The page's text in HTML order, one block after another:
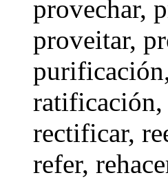
provechar,
proveitar,
purificación,
ratificación,
rectificar,
refer,